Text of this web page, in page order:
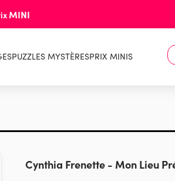
MINI
PUZZLES MYSTÈRESPRIX MINIS
Cynthia Frenette - Mon Lieu